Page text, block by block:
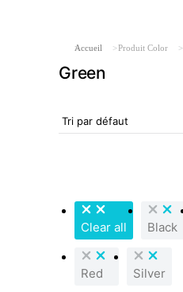
Vous êtes ici :
Accueil Produit Color
Green
Clear all Black
Red Silver